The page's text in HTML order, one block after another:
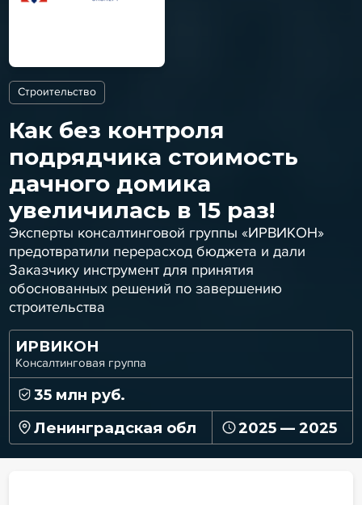
Строительство
Как без контроля
подрядчика стоимость
дачного домика
увеличилась в 15 раз!
Эксперты консалтинговой группы «ИРВИКОН»
предотвратили перерасход бюджета и дали
Заказчику инструмент для принятия
обоснованных решений по завершению
строительства
ИРВИКОН
Консалтинговая группа
35 млн руб.
Ленинградская обл
2025 — 2025